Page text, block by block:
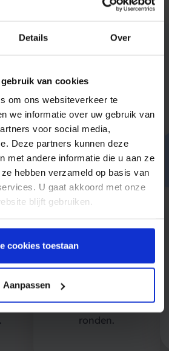
Details Over
van cookies
om ons websiteverkeer te
we informatie over uw gebruik van
voor social media,
Deze partners kunnen deze
met andere informatie die u aan ze
hebben verzameld op basis van
U gaat akkoord met onze
blijft gebruiken.
cookies toestaan
Aanpassen
inspirerende use
en RCS
‘Abandoned cart’-
Herinner klanten
aan hun
winkelmandje om
de verkoop af te
ronden.